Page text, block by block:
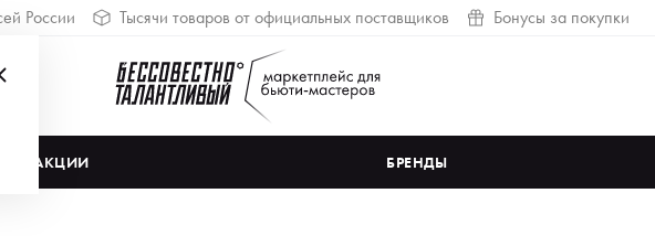
России Тысячи товаров от официальных поставщиков Бонусы за покупки
АКЦИИ БРЕНДЫ